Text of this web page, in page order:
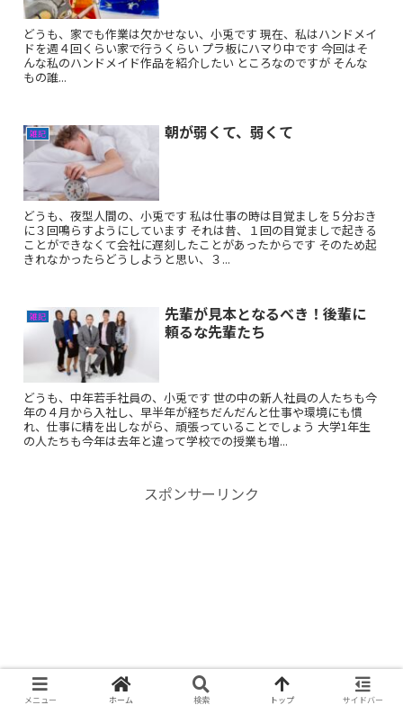
どうも、家でも作業は欠かせない、小兎です 現在、私はハンドメイ
ドを週４回くらい家で行うくらい プラ板にハマり中です 今回はそ
んな私のハンドメイド作品を紹介したい ところなのですが そんな
もの誰...
雑記 朝が弱くて、弱くて
どうも、夜型人間の、小兎です 私は仕事の時は目覚ましを５分おき
に３回鳴らすようにしています それは昔、１回の目覚ましで起きる
ことができなくて会社に遅刻したことがあったからです そのため起
きれなかったらどうしようと思い、３...
雑記
先輩が見本となるべき！後輩に
頼るな先輩たち
どうも、中年若手社員の、小兎です 世の中の新人社員の人たちも今
年の４月から入社し、早半年が経ちだんだんと仕事や環境にも慣
れ、仕事に精を出しながら、頑張っていることでしょう 大学1年生
の人たちも今年は去年と違って学校での授業も増...
スポンサーリンク
メニュー ホーム 検索 トップ サイドバー